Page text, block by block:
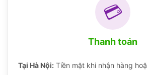
💳
Thanh toán
Tại Hà Nội: Tiền mặt khi nhận hàng